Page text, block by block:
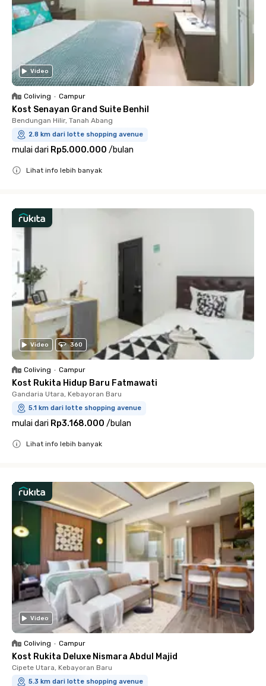
Video
Coliving • Campur
Kost Senayan Grand Suite Benhil
Bendungan Hilir, Tanah Abang
2.8 km dari lotte shopping avenue
mulai dari Rp5.000.000 /bulan
Lihat info lebih banyak
Video 360
Coliving • Campur
Kost Rukita Hidup Baru Fatmawati
Gandaria Utara, Kebayoran Baru
5.1 km dari lotte shopping avenue
mulai dari Rp3.168.000 /bulan
Lihat info lebih banyak
Video
Coliving • Campur
Kost Rukita Deluxe Nismara Abdul Majid
Cipete Utara, Kebayoran Baru
5.3 km dari lotte shopping avenue